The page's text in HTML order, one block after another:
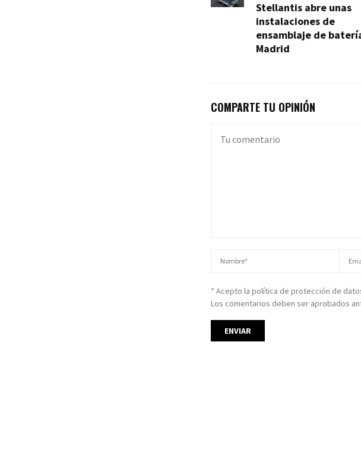
Stellantis abre unas
instalaciones de
ensamblaje de
Madrid
COMPARTE TU OPINIÓN
* Acepto la política de protección de
Los comentarios deben ser aprobados